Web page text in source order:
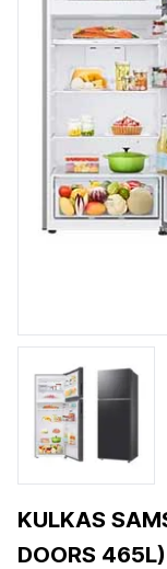
KULKAS
DOORS 465L)